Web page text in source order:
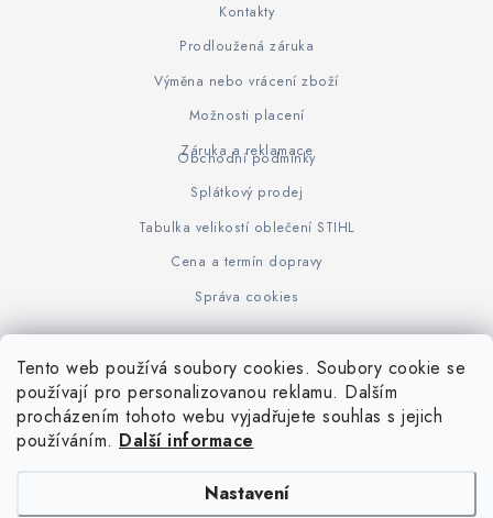
Tento web používá soubory cookies. Soubory cookie se
používají pro personalizovanou reklamu. Dalším
procházením tohoto webu vyjadřujete souhlas s jejich
používáním. Další informace
Nastavení
Kontakty
Prodloužená záruka
Výměna nebo vrácení zboží
Možnosti placení
Záruka a reklamace
Obchodní podmínky
Splátkový prodej
Tabulka velikostí oblečení STIHL
Cena a termín dopravy
Správa cookies
www.KOVOJUHASZ.cz Výrobce STIHL STIHL Timbersport